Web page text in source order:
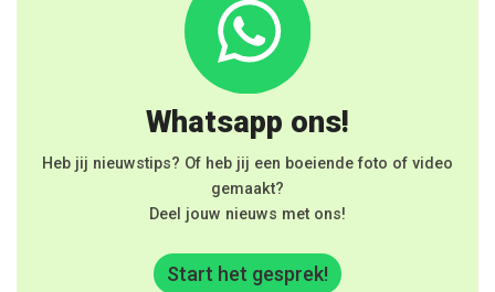
Whatsapp ons!
Heb jij nieuwstips? Of heb jij een boeiende foto of video
gemaakt?
Deel jouw nieuws met ons!
Start het gesprek!